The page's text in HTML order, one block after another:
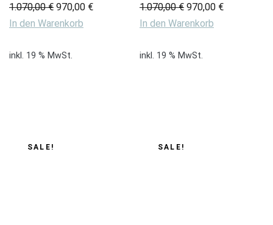
1.070,00€
Ursprünglicher
Preis
1.070,00 €
970,00 €
Aktueller
Preis
970,00 €.
In den Warenkorb
inkl. 19 % MwSt.
1.070,00€
Ursprünglicher
Preis
1.070,00 €
970,00 €
Aktueller
Preis
970,00 €.
In den Warenkorb
inkl. 19 % MwSt.
SALE! SALE!